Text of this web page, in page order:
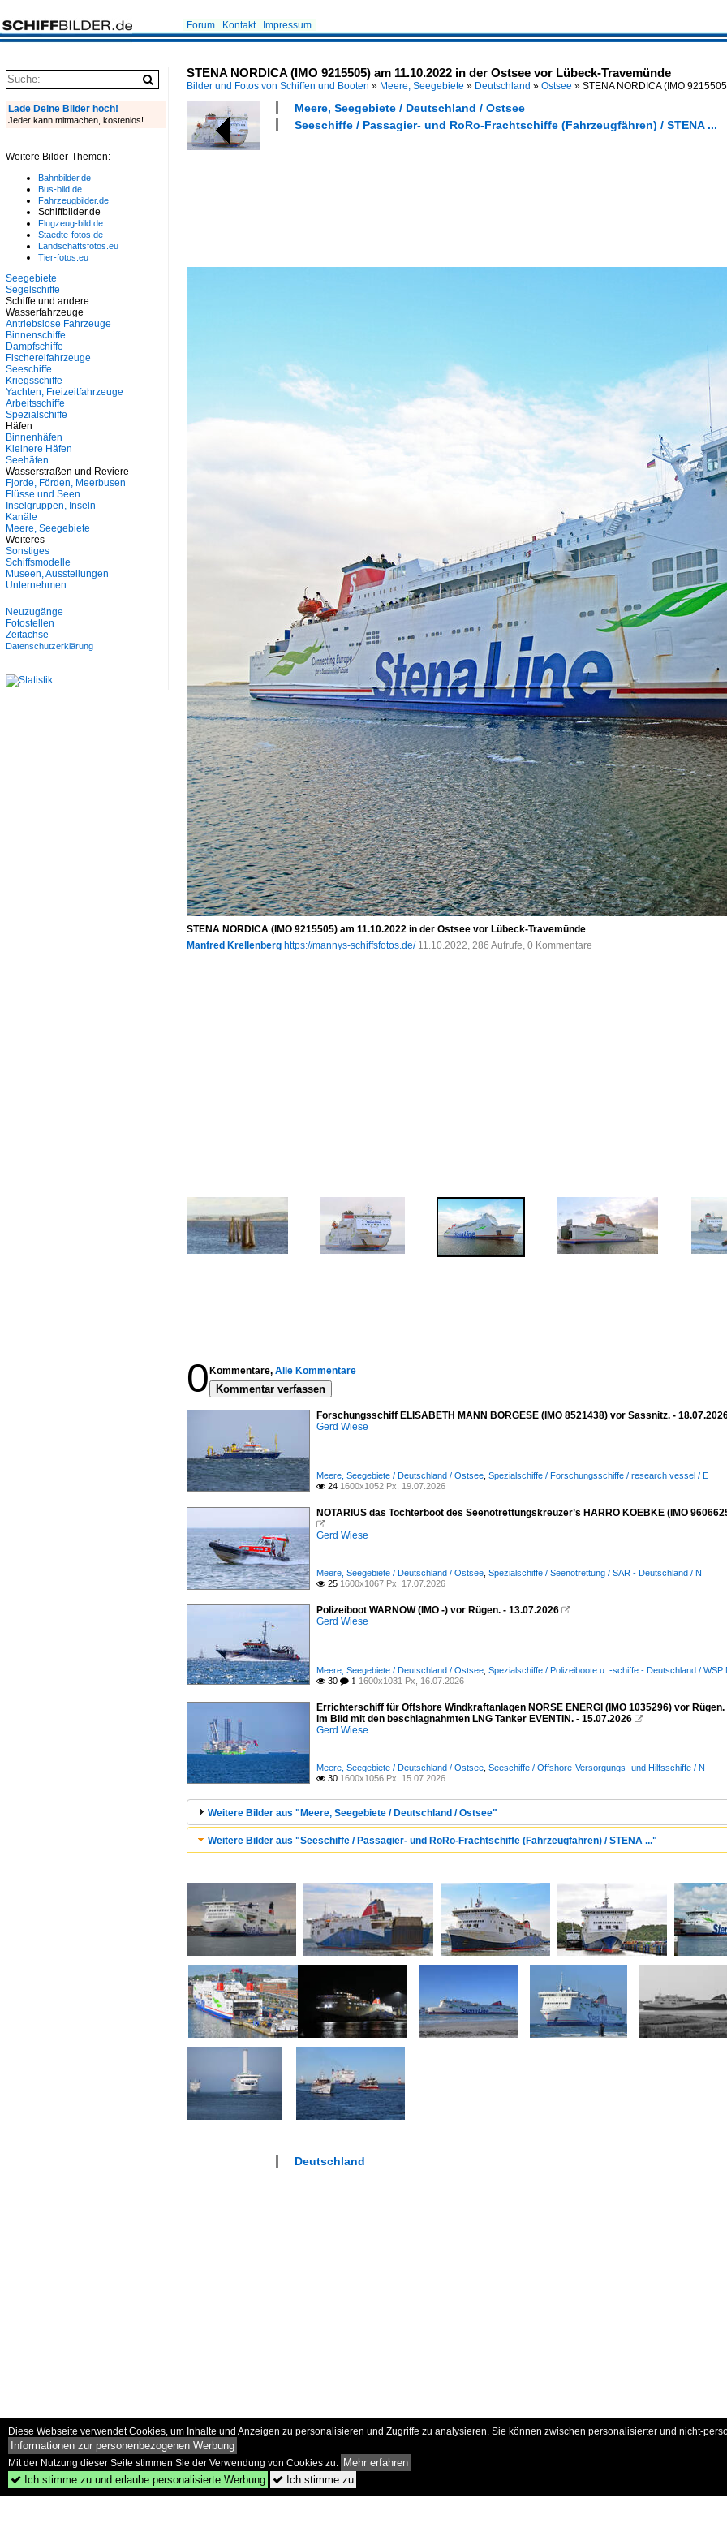
Forum Kontakt Impressum
STENA NORDICA (IMO 9215505) am 11.10.2022 in der Ostsee vor Lübeck-Travemünde
Bilder und Fotos von Schiffen und Booten » Meere, Seegebiete » Deutschland » Ostsee » STENA NORDICA (IMO
Meere, Seegebiete / Deutschland / Ostsee
Seeschiffe / Passagier- und RoRo-Frachtschiffe (Fahrzeugfähren) / STENA ...
STENA NORDICA (IMO 9215505) am 11.10.2022 in der Ostsee vor Lübeck-Travemünde
Manfred Krellenberg https://mannys-schiffsfotos.de/ 11.10.2022, 286 Aufrufe, 0 Kommentare
0 Kommentare, Alle Kommentare
Kommentar verfassen
Forschungsschiff ELISABETH MANN BORGESE (IMO 8521438) vor Sassnitz. -
Gerd Wiese
Meere, Seegebiete / Deutschland / Ostsee Spezialschiffe / Forschungsschiffe / research vessel / E
 24 1600x1052 Px, 19.07.2026
NOTARIUS das Tochterboot des Seenotrettungskreuzer’s HARRO KOEBKE (IMO

Gerd Wiese
Meere, Seegebiete / Deutschland / Ostsee Spezialschiffe / Seenotrettung / SAR - Deutschland / N
 25 1600x1067 Px, 17.07.2026
Polizeiboot WARNOW (IMO -) vor Rügen. - 13.07.2026 
Gerd Wiese
Meere, Seegebiete / Deutschland / Ostsee Spezialschiffe / Polizeiboote u. -schiffe - Deutschland /
 30  1 1600x1031 Px, 16.07.2026
Errichterschiff für Offshore Windkraftanlagen NORSE ENERGI (IMO 1035296) vor
im Bild mit den beschlagnahmten LNG Tanker EVENTIN. - 15.07.2026 
Gerd Wiese
Meere, Seegebiete / Deutschland / Ostsee Seeschiffe / Offshore-Versorgungs- und Hilfsschiffe / N
 30 1600x1056 Px, 15.07.2026
Weitere Bilder aus "Meere, Seegebiete / Deutschland / Ostsee"
Weitere Bilder aus "Seeschiffe / Passagier- und RoRo-Frachtschiffe (Fahrzeugfähren) / STENA ..."
Deutschland
Lade Deine Bilder hoch!
Jeder kann mitmachen, kostenlos!
Weitere Bilder-Themen:
Bahnbilder.de
Bus-bild.de
Fahrzeugbilder.de
Schiffbilder.de
Flugzeug-bild.de
Staedte-fotos.de
Landschaftsfotos.eu
Tier-fotos.eu
Seegebiete
Segelschiffe
Schiffe und andere
Wasserfahrzeuge
Antriebslose Fahrzeuge
Binnenschiffe
Dampfschiffe
Fischereifahrzeuge
Seeschiffe
Kriegsschiffe
Yachten, Freizeitfahrzeuge
Arbeitsschiffe
Spezialschiffe
Häfen
Binnenhäfen
Kleinere Häfen
Seehäfen
Wasserstraßen und Reviere
Fjorde, Förden, Meerbusen
Flüsse und Seen
Inselgruppen, Inseln
Kanäle
Meere, Seegebiete
Weiteres
Sonstiges
Schiffsmodelle
Museen, Ausstellungen
Unternehmen
Neuzugänge
Fotostellen
Zeitachse
Datenschutzerklärung
Diese Webseite verwendet Cookies, um Inhalte und Anzeigen zu personalisieren und Zugriffe zu analysieren. Sie können zwischen personalisierter und nicht-
Informationen zur personenbezogenen Werbung
Mit der Nutzung dieser Seite stimmen Sie der Verwendung von Cookies zu. Mehr erfahren
 Ich stimme zu und erlaube personalisierte Werbung  Ich stimme zu